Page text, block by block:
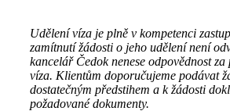
Udělení víza je plně v kompetenci
zamítnutí žádosti o jeho udělení není
kancelář Čedok nenese odpovědnost
víza. Klientům doporučujeme podávat
dostatečným předstihem a k žádosti
požadované dokumenty.